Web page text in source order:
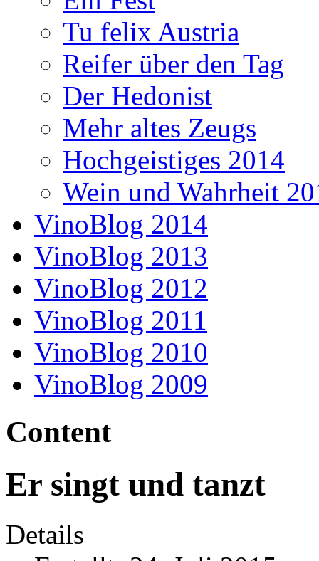
Tu felix Austria
Reifer über den Tag
Der Hedonist
Mehr altes Zeugs
Hochgeistiges 2014
Wein und Wahrheit
VinoBlog 2014
VinoBlog 2013
VinoBlog 2012
VinoBlog 2011
VinoBlog 2010
VinoBlog 2009
Content
Er singt und tanzt
Details